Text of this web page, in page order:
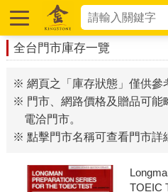
全台門市庫存一覽
※ 網頁之「庫存狀態」僅供參
※ 門市、網路價格及贈品可能
電洽門市。
※ 點擊門市名稱可查看門市詳
TOEIC